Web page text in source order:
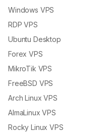
Windows VPS
RDP VPS
Ubuntu Desktop
Forex VPS
MikroTik VPS
FreeBSD VPS
Arch Linux VPS
AlmaLinux VPS
Rocky Linux VPS